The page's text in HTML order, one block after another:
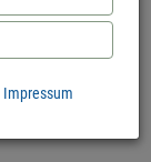
Impressum